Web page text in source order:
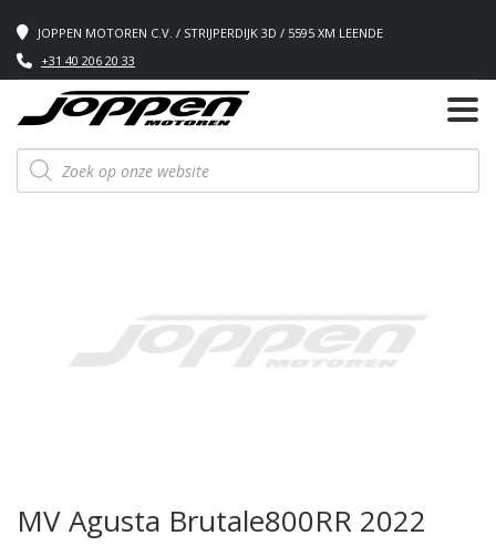
JOPPEN MOTOREN C.V. / STRIJPERDIJK 3D / 5595 XM LEENDE
+31 40 206 20 33
Producten
zoeken
MV Agusta Brutale800RR 2022